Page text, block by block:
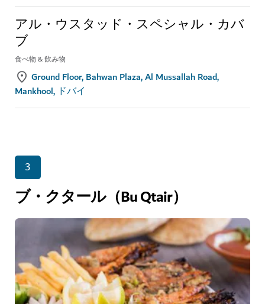
アル・ウスタッド・スペシャル・カバ
ブ
食べ物 & 飲み物
Ground Floor, Bahwan Plaza, Al Mussallah Road,
Mankhool, ドバイ
3
ブ・クタール（Bu Qtair）